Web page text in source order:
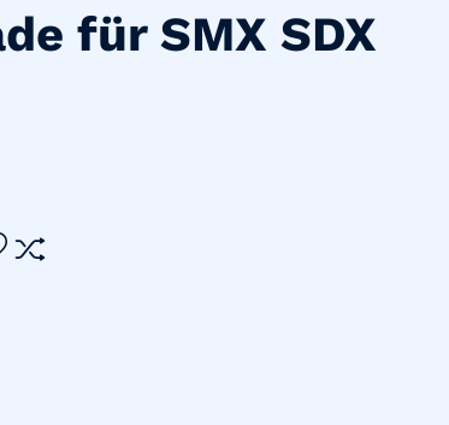
für SMX SDX